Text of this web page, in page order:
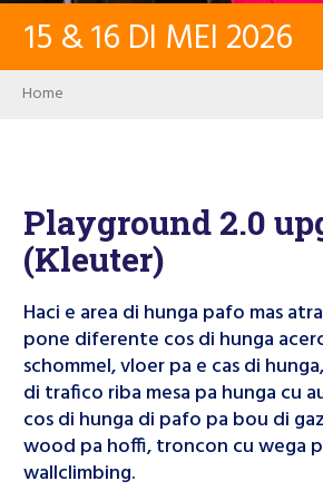
Search
15 &16 DI MEI 2026
Breadcrumb
Home
Playground 2.0
(Kleuter)
Haci e area di hunga pafo mas
pone diferente cos di hunga
schommel, vloer pa e cas di
di trafico riba mesa pa hunga cu
cos di hunga di pafo pa bou di
wood pa hoffi, troncon cu wega
wallclimbing.